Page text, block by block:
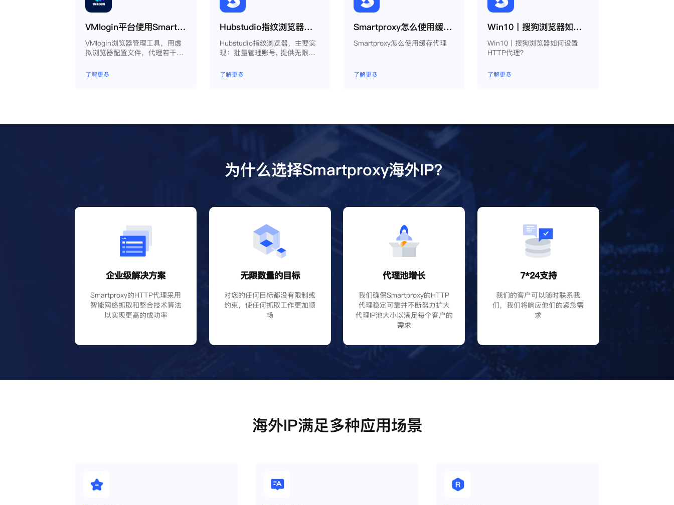
VMlogin平台使用Smartproxy教程
VMlogin浏览器管理工具，用虚
拟浏览器配置文件，代理若干电
了解更多
Hubstudio指纹浏览器使用Smartproxy教程
Hubstudio指纹浏览器，主要实
现：批量管理账号, 提供无限量
且提供自动化操作和团队协作功
能，能大力提高工作效率 。
了解更多
Smartproxy怎么使用缓存代理
Smartproxy怎么使用缓存代理
了解更多
Win10丨搜狗浏览器如何设置HTTP代理？
Win10丨搜狗浏览器如何设置
HTTP代理？
了解更多
为什么选择Smartproxy海外IP？
企业级解决方案
Smartproxy的HTTP代理采用
智能网络抓取和整合技术算法
以实现更高的成功率
无限数量的目标
对您的任何目标都没有限制或
约束，使任何抓取工作更加顺
畅
代理池增长
我们确保Smartproxy的HTTP
代理稳定可靠并不断努力扩大
代理IP池大小以满足每个客户的
需求
7*24支持
我们的客户可以随时联系我
们，我们将响应他们的紧急需
求
海外IP满足多种应用场景